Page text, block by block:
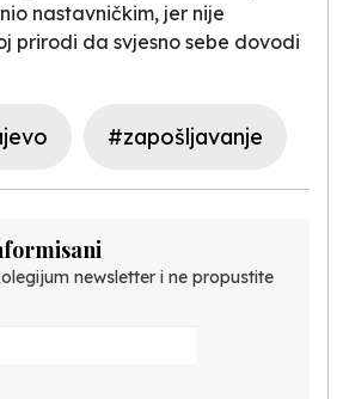
nastavničkim, jer nije
prirodi da svjesno sebe dovodi
#zapošljavanje
newsletter i ne propustite